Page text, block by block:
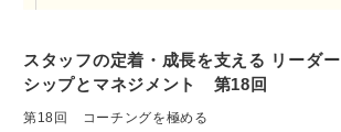
スタッフの定着・成長を支える リーダー
シップとマネジメント 第18回
第18回 コーチングを極める